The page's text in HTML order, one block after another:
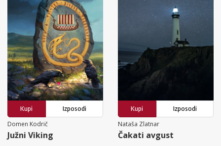
Kupi
Izposodi
Domen Kodrič
Južni Viking
Kupi
Izposodi
Nataša Zlatnar
Čakati avgust